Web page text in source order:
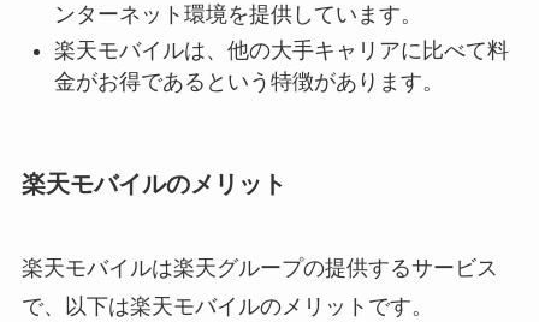
ンターネット環境を提供しています。
楽天モバイルは、他の大手キャリアに比べて料
金がお得であるという特徴があります。
楽天モバイルのメリット
楽天モバイルは楽天グループの提供するサービス
で、以下は楽天モバイルのメリットです。